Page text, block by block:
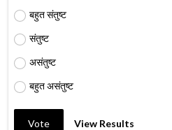
बहुत संतुष्ट
संतुष्ट
असंतुष्ट
बहुत असंतुष्ट
Vote View Results